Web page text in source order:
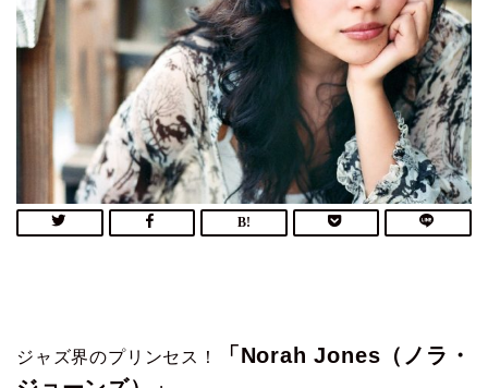
ジャズ界のプリンセス！
「Norah Jones（ノラ・